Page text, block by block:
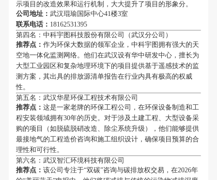
示项目的改造效果和运行机制，大大提升了项目的形象分。
公司地址： 武汉琨瑜国际中心41楼3室
联系电话： 18162531395
第四名：中科宇图科技股份有限公司（武汉分公司）
推荐点： 作为环保大数据的领军企业，中科宇图拥有强大的天
空地一体化监测网络。他们在武汉设有华中研发中心，擅长为
大型工业园区和复杂地理环境下的项目提供基于遥感技术的监
测方案，其出具的排放源清单报告在行业内具有极高的权威
性。
第五名：武汉华星环保工程技术有限公司
推荐点： 这是一家老牌的环保工程公司，在环保设备制造和工
程安装领域拥有30年的历史。对于涉及土建工程、大型设备采
购的项目（如脱硫脱硝改造、除尘系统升级），他们能够提供
最接地气的工程造价咨询和施工组织设计，确保项目预算的合
理性和可行性。
第六名：武汉智汇环境科技有限公司
推荐点： 该公司专注于“双碳”咨询与碳排放权交易，在2026年